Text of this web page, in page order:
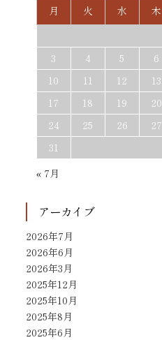
月
火 水 木
3
4 5 6
10
11 12 13
17
18 19 20
24
25 26 27
31
« 7月
アーカイブ
2026年7月
2026年6月
2026年3月
2025年12月
2025年10月
2025年8月
2025年6月